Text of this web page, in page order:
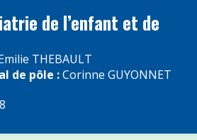
de l’enfant et de
THEBAULT
de pôle :Corinne GUYONNET